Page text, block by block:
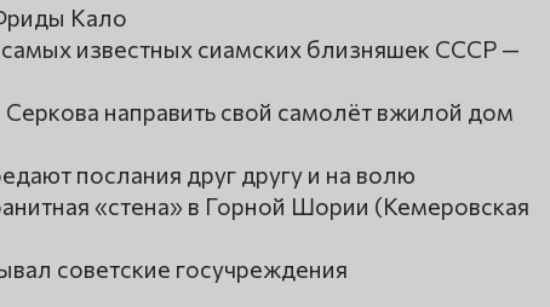
Кало
известных сиамских близняшек СССР —
направить свой самолёт вжилой дом
послания друг другу и на волю
«стена» в Горной Шории (Кемеровская
советские госучреждения